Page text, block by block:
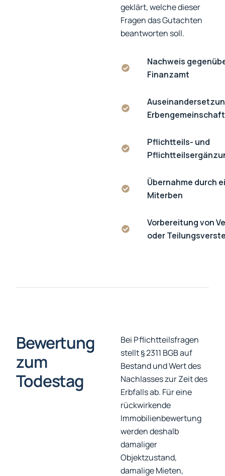
geklärt, welche dieser
Fragen das Gutachten
beantworten soll.
Nachweis
Finanzamt
Erbengemeinschaft
Pflichtteils- und
Übernahme durch
Miterben
Vorbereitung von
oder
Bewertung
zum
Todestag
Bei Pflichtteilsfragen
stellt § 2311 BGB auf
Bestand und Wert des
Nachlasses zur Zeit des
Erbfalls ab. Für eine
rückwirkende
Immobilienbewertung
werden deshalb
damaliger
Objektzustand,
damalige Mieten,